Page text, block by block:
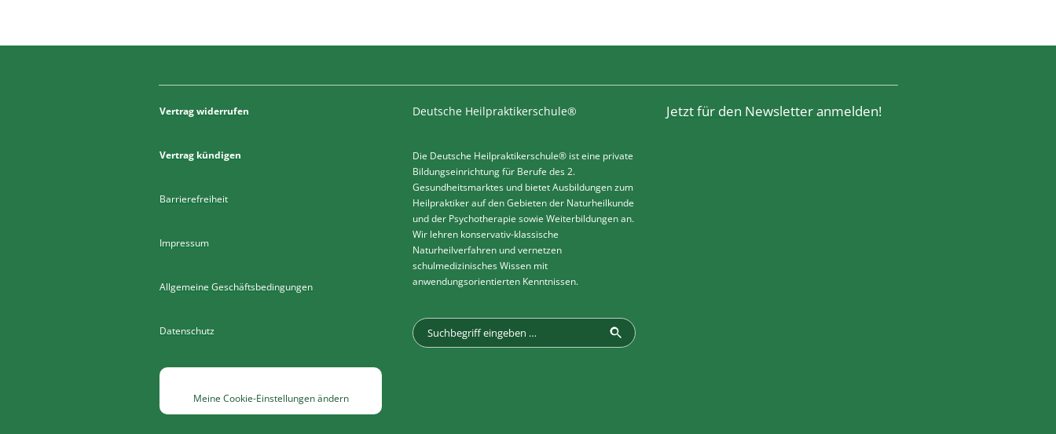
Vertrag widerrufen
Vertrag kündigen
Barrierefreiheit
Impressum
Allgemeine Geschäftsbedingungen
Datenschutz
Meine Cookie-Einstellungen ändern
Deutsche Heilpraktikerschule®
Die Deutsche Heilpraktikerschule® ist eine private
Bildungseinrichtung für Berufe des 2.
Gesundheitsmarktes und bietet Ausbildungen zum
Heilpraktiker auf den Gebieten der Naturheilkunde
und der Psychotherapie sowie Weiterbildungen an.
Wir lehren konservativ-klassische
Naturheilverfahren und vernetzen
schulmedizinisches Wissen mit
anwendungsorientierten Kenntnissen.
Jetzt für den Newsletter anmelden!